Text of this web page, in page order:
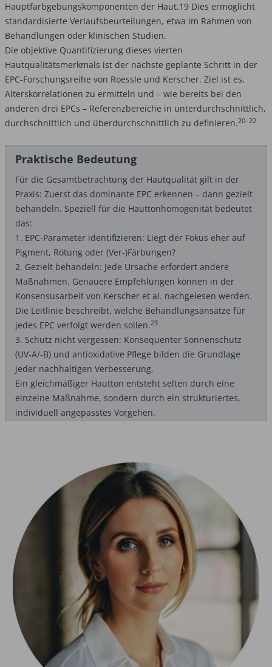
Hauptfarbgebungskomponenten der Haut.19 Dies ermöglicht
standardisierte Verlaufsbeurteilungen, etwa im Rahmen von
Behandlungen oder klinischen Studien.
Die objektive Quantifizierung dieses vierten
Hautqualitätsmerkmals ist der nächste geplante Schritt in der
EPC-Forschungsreihe von Roessle und Kerscher. Ziel ist es,
Alterskorrelationen zu ermitteln und – wie bereits bei den
anderen drei EPCs – Referenzbereiche in unterdurchschnittlich,
durchschnittlich und überdurchschnittlich zu definieren.20–22
Praktische Bedeutung
Für die Gesamtbetrachtung der Hautqualität gilt in der
Praxis: Zuerst das dominante EPC erkennen – dann gezielt
behandeln. Speziell für die Hauttonhomogenität bedeutet
das:
1. EPC-Parameter identifizieren: Liegt der Fokus eher auf
Pigment, Rötung oder (Ver-)Färbungen?
2. Gezielt behandeln: Jede Ursache erfordert andere
Maßnahmen. Genauere Empfehlungen können in der
Konsensusarbeit von Kerscher et al. nachgelesen werden.
Die Leitlinie beschreibt, welche Behandlungsansätze für
jedes EPC verfolgt werden sollen.23
3. Schutz nicht vergessen: Konsequenter Sonnenschutz
(UV-A/-B) und antioxidative Pflege bilden die Grundlage
jeder nachhaltigen Verbesserung.
Ein gleichmäßiger Hautton entsteht selten durch eine
einzelne Maßnahme, sondern durch ein strukturiertes,
individuell angepasstes Vorgehen.